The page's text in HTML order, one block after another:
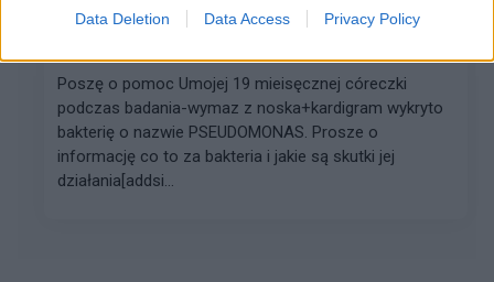
Data Deletion Data Access Privacy Policy
bakteria w nosku
Poszę o pomoc Umojej 19 mieisęcznej córeczki
podczas badania-wymaz z noska+kardigram wykryto
bakterię o nazwie PSEUDOMONAS. Prosze o
informację co to za bakteria i jakie są skutki jej
działania[addsi...